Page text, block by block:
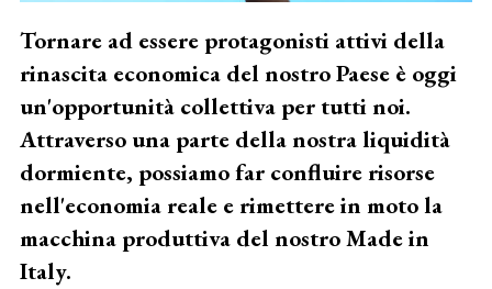
Tornare ad essere protagonisti attivi della
rinascita economica del nostro Paese è oggi
un'opportunità collettiva per tutti noi.
Attraverso una parte della nostra liquidità
dormiente, possiamo far confluire risorse
nell'economia reale e rimettere in moto la
macchina produttiva del nostro Made in
Italy.